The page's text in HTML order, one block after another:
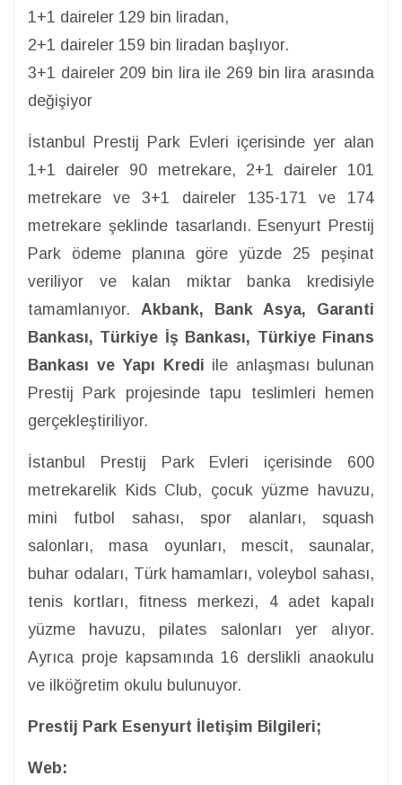
1+1 daireler 129 bin liradan,
2+1 daireler 159 bin liradan başlıyor.
3+1 daireler 209 bin lira ile 269 bin lira arasında
değişiyor
İstanbul Prestij Park Evleri içerisinde yer alan
1+1 daireler 90 metrekare, 2+1 daireler 101
metrekare ve 3+1 daireler 135-171 ve 174
metrekare şeklinde tasarlandı. Esenyurt Prestij
Park ödeme planına göre yüzde 25 peşinat
veriliyor ve kalan miktar banka kredisiyle
tamamlanıyor. Akbank, Bank Asya, Garanti
Bankası, Türkiye İş Bankası, Türkiye Finans
Bankası ve Yapı Kredi ile anlaşması bulunan
Prestij Park projesinde tapu teslimleri hemen
gerçekleştiriliyor.
İstanbul Prestij Park Evleri içerisinde 600
metrekarelik Kids Club, çocuk yüzme havuzu,
mini futbol sahası, spor alanları, squash
salonları, masa oyunları, mescit, saunalar,
buhar odaları, Türk hamamları, voleybol sahası,
tenis kortları, fitness merkezi, 4 adet kapalı
yüzme havuzu, pilates salonları yer alıyor.
Ayrıca proje kapsamında 16 derslikli anaokulu
ve ilköğretim okulu bulunuyor.
Prestij Park Esenyurt İletişim Bilgileri;
Web: